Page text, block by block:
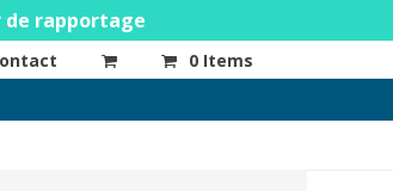
rapportage
0 Items